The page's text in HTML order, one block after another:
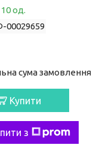
од.
00029659
сума замовлення
Купити
з